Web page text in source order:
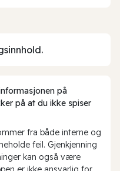
på
på at du ikke spiser
fra både interne og
feil. Gjenkjenning
kan også være